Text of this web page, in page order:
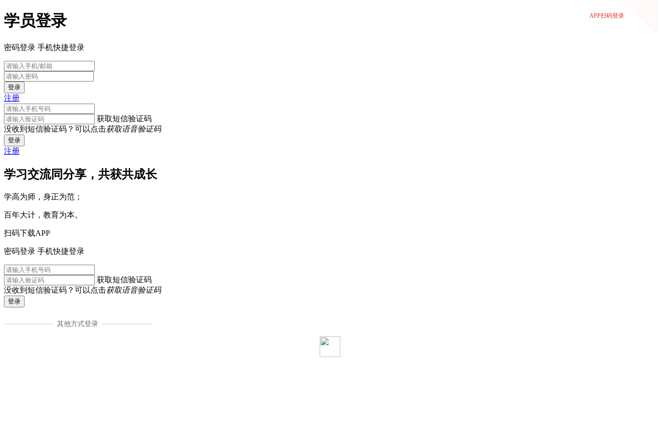
学员登录
密码登录 手机快捷登录
登录
注册
获取短信验证码
没收到短信验证码？可以点击获取语音验证码
登录
注册
学习交流同分享，共获共成长
学高为师，身正为范；
百年大计，教育为本。
扫码下载APP
APP扫码登录
密码登录 手机快捷登录
获取短信验证码
没收到短信验证码？可以点击获取语音验证码
登录
其他方式登录